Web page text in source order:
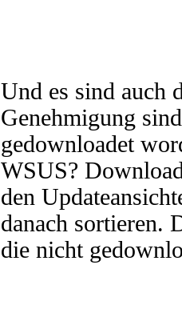
Und es sind auch
Genehmigung
gedownloadet
WSUS?
den
danach sortieren.
die nicht